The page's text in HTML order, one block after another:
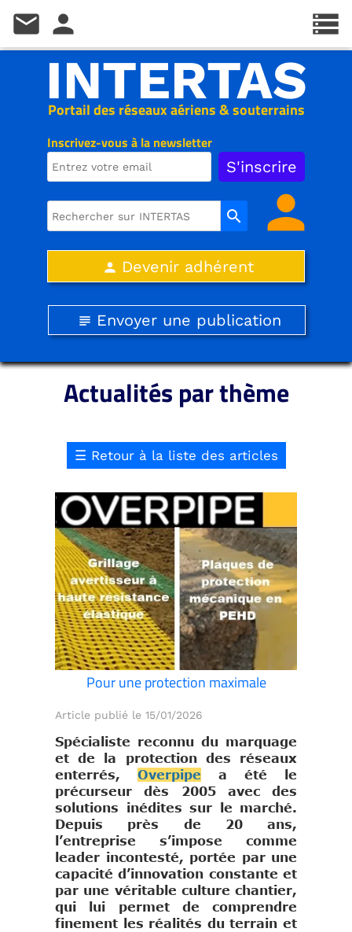
Inscrivez-vous à la newsletter
Portail des réseaux aériens & souterrains
INTERTAS
search person
person Devenir adhérent
subject Envoyer une publication
Actualités par thème
☰ Retour à la liste des articles
Pour une protection maximale
Article publié le 15/01/2026
Spécialiste reconnu du marquage
et de la protection des réseaux
enterrés, Overpipe a été le
précurseur dès 2005 avec des
solutions inédites sur le marché.
Depuis près de 20 ans,
l’entreprise s’impose comme
leader incontesté, portée par une
capacité d’innovation constante et
par une véritable culture chantier,
qui lui permet de comprendre
finement les réalités du terrain et
storage
mail person